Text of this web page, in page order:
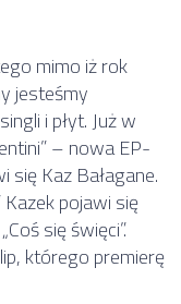
mimo iż rok
jesteśmy
i płyt. Już w
– nowa EP-
Kaz Bałagane.
pojawi się
się święci”.
którego premierę